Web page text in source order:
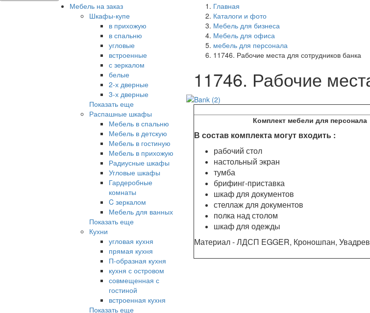
Мебель на заказ
Шкафы-купе
в прихожую
в спальню
угловые
встроенные
с зеркалом
белые
2-х дверные
3-х дверные
Показать еще
Распашные шкафы
Мебель в спальню
Мебель в детскую
Мебель в гостиную
Мебель в прихожую
Радиусные шкафы
Угловые шкафы
Гардеробные
комнаты
C зеркалом
Мебель для ванных
Показать еще
Кухни
угловая кухня
прямая кухня
П-образная кухня
кухня с островом
совмещенная с
гостиной
встроенная кухня
Показать еще
Главная
Каталоги и фото
Мебель для бизнеса
Мебель для офиса
мебель для персонала
11746. Рабочие места для сотрудников банка
11746. Рабочие
Комплект мебели для персонала
В состав комплекта могут входить :
рабочий стол
настольный экран
тумба
брифинг-приставка
шкаф для документов
стеллаж для документов
полка над столом
шкаф для одежды
Материал - ЛДСП EGGER, Кроношпан,